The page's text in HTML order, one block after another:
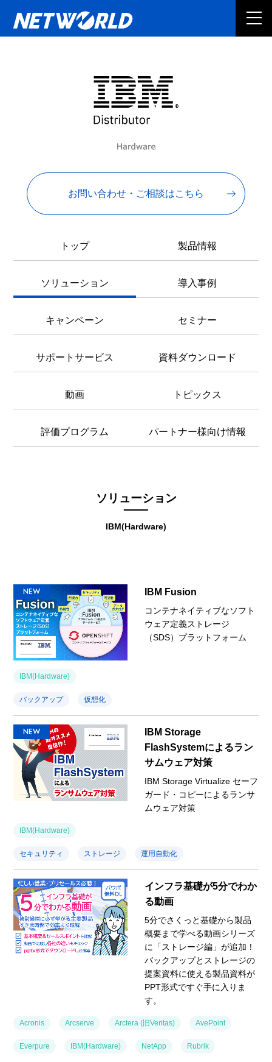
お問い合わせ・ご相談はこちら
トップ 製品情報
ソリューション 導入事例
キャンペーン セミナー
サポートサービス 資料ダウンロード
動画 トピックス
評価プログラム パートナー様向け情報
IBM(Hardware)
ソリューション
NEW IBM Fusion
コンテナネイティブなソフト
ウェア定義ストレージ
（SDS）プラットフォーム
IBM(Hardware)
バックアップ 仮想化
NEW
IBM Storage
FlashSystemによるラン
サムウェア対策
IBM Storage Virtualize セーフ
ガード・コピーによるランサ
ムウェア対策
IBM(Hardware)
セキュリティ ストレージ 運用自動化
インフラ基礎が5分でわか
る動画
5分でさくっと基礎から製品
概要まで学べる動画シリーズ
に「ストレージ編」が追加！
バックアップとストレージの
提案資料に使える製品資料が
PPT形式ですぐ手に入りま
す。
Acronis Arcserve Arctera (旧Veritas) AvePoint
Everpure IBM(Hardware) NetApp Rubrik